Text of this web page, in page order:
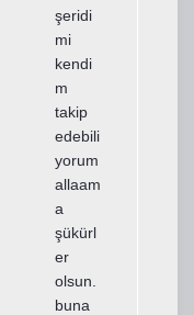
şeridi
mi
kendi
m
takip
edebili
yorum
allaam
a
şükürl
er
olsun.
buna